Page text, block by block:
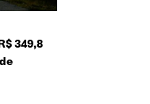
349,8